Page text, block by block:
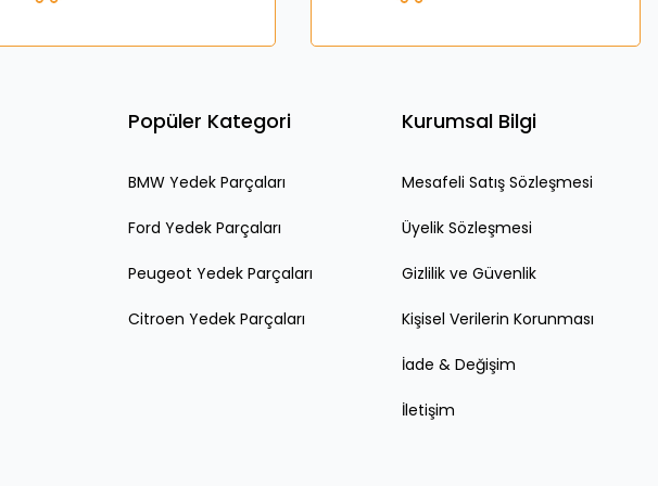
Popüler Kategori
BMW Yedek Parçaları
Ford Yedek Parçaları
Peugeot Yedek Parçaları
Citroen Yedek Parçaları
Kurumsal Bilgi
Mesafeli Satış Sözleşmesi
Üyelik Sözleşmesi
Gizlilik ve Güvenlik
Kişisel Verilerin Korunması
İade & Değişim
İletişim